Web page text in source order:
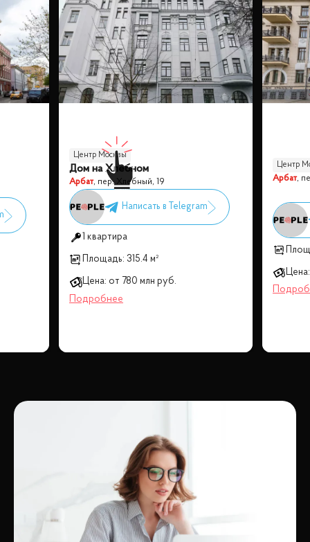
Центр Москвы
Дом на Хлебном
Арбат, пер. Хлебный, 19
1 квартира
Площадь: 315.4 м²
Цена: от 780 млн руб.
Центр
Арбат,
Цена: